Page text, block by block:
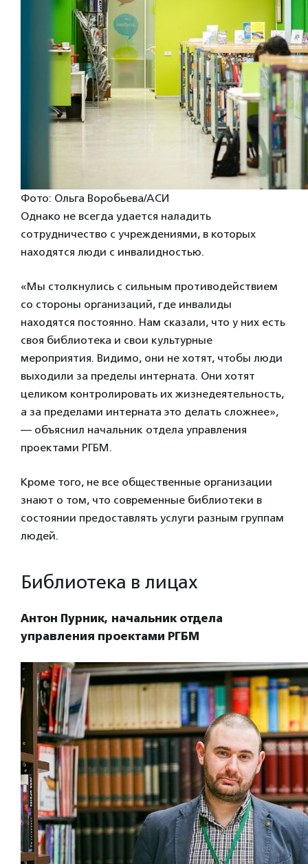
Фото: Ольга Воробьева/АСИ
Однако не всегда удается наладить
сотрудничество с учреждениями, в которых
находятся люди с инвалидностью.
«Мы столкнулись с сильным противодействием
со стороны организаций, где инвалиды
находятся постоянно. Нам сказали, что у них есть
своя библиотека и свои культурные
мероприятия. Видимо, они не хотят, чтобы люди
выходили за пределы интерната. Они хотят
целиком контролировать их жизнедеятельность,
а за пределами интерната это делать сложнее»,
— объяснил начальник отдела управления
проектами РГБМ.
Кроме того, не все общественные организации
знают о том, что современные библиотеки в
состоянии предоставлять услуги разным группам
людей.
Библиотека в лицах
Антон Пурник, начальник отдела
управления проектами РГБМ